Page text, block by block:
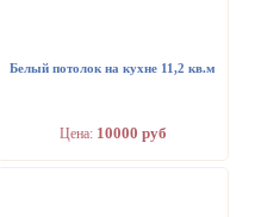
Белый потолок на кухне 11,2 кв.м
Цена: 10000 руб